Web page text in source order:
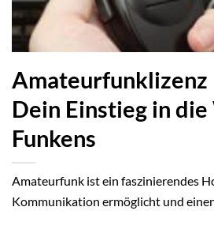
Amateurfunklizenz
Dein Einstieg in
Funkens
Amateurfunk ist ein faszinierendes
Kommunikation ermöglicht und einen